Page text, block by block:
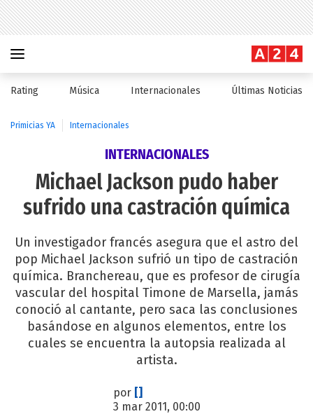
Rating Música Internacionales Últimas Noticias
Primicias YA Internacionales
INTERNACIONALES
Michael Jackson pudo haber
sufrido una castración química
Un investigador francés asegura que el astro del
pop Michael Jackson sufrió un tipo de castración
química. Branchereau, que es profesor de cirugía
vascular del hospital Timone de Marsella, jamás
conoció al cantante, pero saca las conclusiones
basándose en algunos elementos, entre los
cuales se encuentra la autopsia realizada al
artista.
por []
3 mar 2011, 00:00